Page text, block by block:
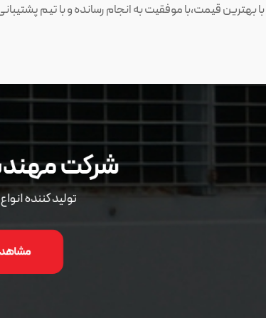
با بهترین قیمت،با موفقیت به انجام رسانده و با تیم
شرکت
تولید کننده